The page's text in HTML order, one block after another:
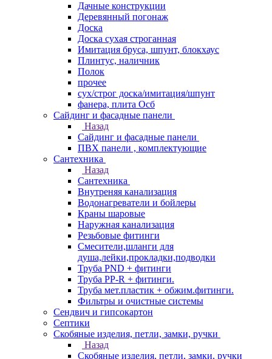
Дачные конструкции
Деревянный погонаж
Доска
Доска сухая строганная
Имитация бруса, шпунт, блокхаус
Плинтус, наличник
Полок
прочее
сух/строг доска/имитация/шпунт
фанера, плита Осб
Сайдинг и фасадные панели
Назад
Сайдинг и фасадные панели
ПВХ панели , комплектующие
Сантехника
Назад
Сантехника
Внутреняя канализация
Водонагреватели и бойлеры
Краны шаровые
Наружная канализация
Резьбовые фитинги
Смесители,шланги для
душа,лейки,прокладки,подводки
Труба PND + фитинги
Труба PP-R + фитинги.
Труба мет.пластик + обжим.фитинги.
Фильтры и очистные системы
Сендвич и гипсокартон
Септики
Скобяные изделия, петли, замки, ручки
Назад
Скобяные изделия, петли, замки, ручки